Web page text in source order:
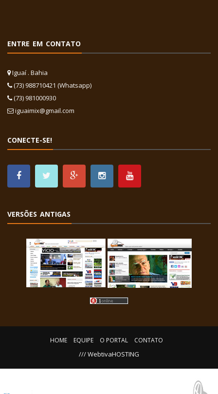
ENTRE EM CONTATO
Iguaí . Bahia
(73) 988710421 (Whatsapp)
(73) 981000930
iguaimix@gmail.com
CONECTE-SE!
VERSÕES ANTIGAS
HOME EQUIPE O PORTAL CONTATO
/// WebtivaHOSTING